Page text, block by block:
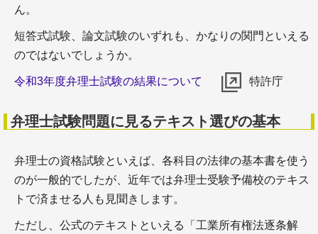
訳】
＋士業のSEOのためのサイト運営・マーケティング
ツール
ん。
短答式試験、論文試験のいずれも、かなりの関門といえる
のではないでしょうか。
令和3年度弁理士試験の結果について 特許庁
弁理士試験問題に見るテキスト選びの基本
弁理士の資格試験といえば、各科目の法律の基本書を使う
のが一般的でしたが、近年では弁理士受験予備校のテキス
トで済ませる人も見聞きします。
ただし、公式のテキストといえる「工業所有権法逐条解